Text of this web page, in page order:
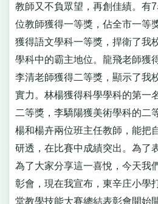
教師又不負眾望，再創佳績。有
位教師獲得一等獎，佔全市一等
獲得語文學科一等獎，捍衛了我
學科中的霸主地位。龍飛老師獲
李清老師獲得二等獎，顯示了我
實力。林楊獲得科學學科的第一
二等獎，李驕陽獲美術學科的二
楊和楊卉兩位班主任教師，能把
研透，在比賽中成績突出。為了
為了大家分享這一喜悅，今天我
彰會，現在我宣布，東辛庄小學
堂教學技能大賽總結表彰會開始